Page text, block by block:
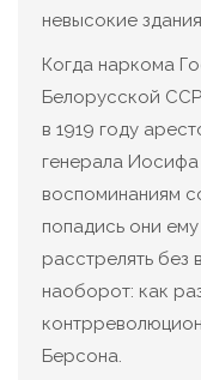
невысокие
Когда наркома
Белорусской
в 1919 году
генерала
воспоминаниям
попадись они
расстрелять без
наоборот: как
Берсона.